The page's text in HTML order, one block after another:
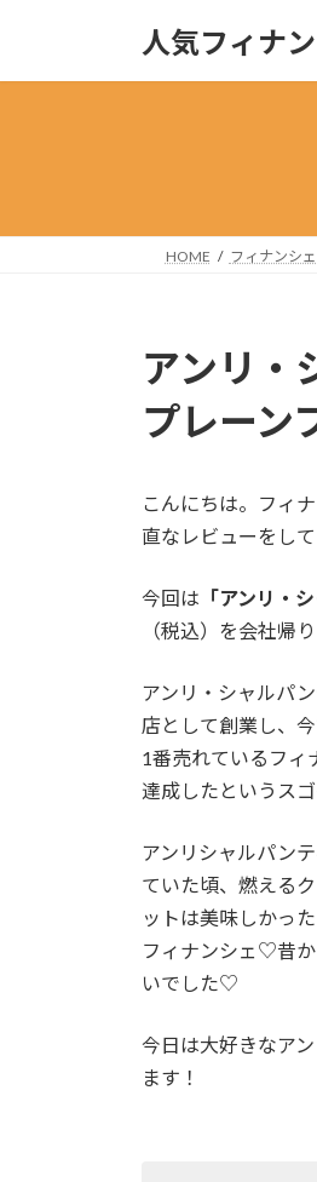
人気フィナ
HOME フィナンシェ
アンリ・
プレーン
こんにちは。フィ
直なレビューをし
今回は 「アンリ・
（税込）を会社帰
アンリ・シャルパ
店として創業し、
1番売れているフィ
達成したというス
アンリシャルパン
ていた頃、燃える
ットは美味しかっ
フィナンシェ♡昔
いでした♡
今日は大好きなア
ます！